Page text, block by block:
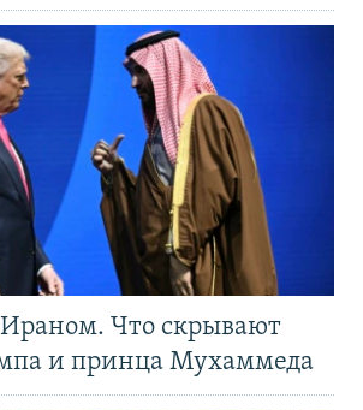
Что скрывают
и принца Мухаммеда